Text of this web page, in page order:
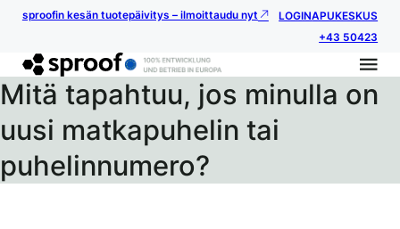
sproofin kesän tuotepäivitys – ilmoittaudu nyt LOGINAPUKESKUS
+43 50423
Mitä tapahtuu, jos minulla on
uusi matkapuhelin tai
puhelinnumero?